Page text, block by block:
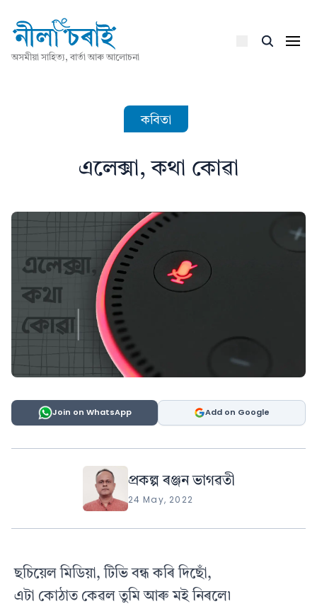
অসমীয়া সাহিত্য, বাৰ্তা আৰু আলোচনা
কবিতা
এলেক্সা, কথা কোৱা
Join on WhatsApp Add on Google
প্ৰকল্প ৰঞ্জন ভাগৱতী
24 May, 2022
ছচিয়েল মিডিয়া, টিভি বন্ধ কৰি দিছোঁ,
এটা কোঠাত কেৱল তুমি আৰু মই নিৰলে৷